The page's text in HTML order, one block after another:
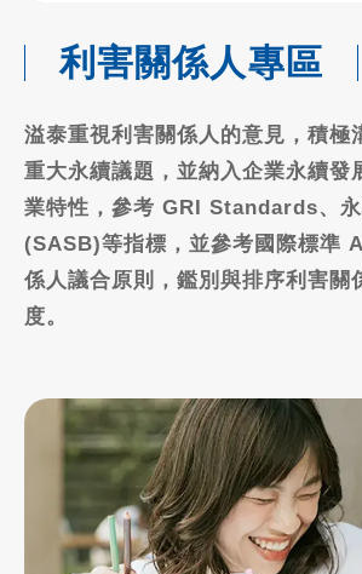
利害關係人專區
溢泰重視利害關係人的意見，積極
重大永續議題，並納入企業永續發
業特性，參考 GRI Standards、永
(SASB)等指標，並參考國際標準
係人議合原則，鑑別與排序利害關
度。